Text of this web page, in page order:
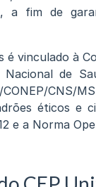
a fim de
é vinculado à
Nacional de
CONEP/CNS/
éticos e
e a Norma